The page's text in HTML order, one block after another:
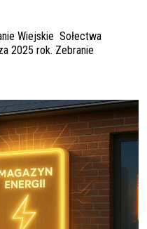
Wiejskie Sołectwa
2025 rok. Zebranie